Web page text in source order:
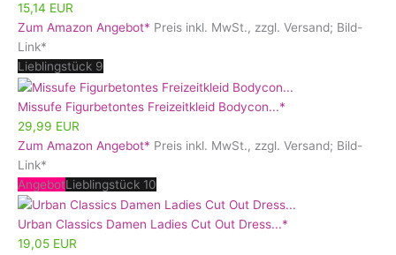
15,14 EUR
Zum Amazon Angebot* Preis inkl. MwSt., zzgl. Versand; Bild-
Link*
Lieblingstück 9
Missufe Figurbetontes Freizeitkleid Bodycon...*
29,99 EUR
Zum Amazon Angebot* Preis inkl. MwSt., zzgl. Versand; Bild-
Link*
AngebotLieblingstück 10
Urban Classics Damen Ladies Cut Out Dress...*
19,05 EUR